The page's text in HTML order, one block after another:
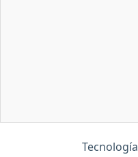
Tecnología